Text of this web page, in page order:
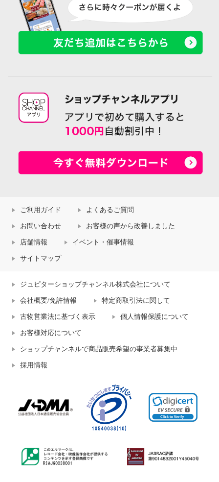
ご利用ガイド よくあるご質問
お問い合わせ お客様の声から改善しました
店舗情報 イベント・催事情報
サイトマップ
ジュピターショップチャンネル株式会社について
会社概要/免許情報 特定商取引法に関して
古物営業法に基づく表示 個人情報保護について
お客様対応について
ショップチャンネルで商品販売希望の事業者募集中
採用情報